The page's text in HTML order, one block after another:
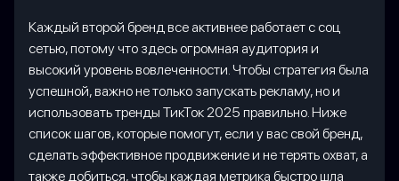
Каждый второй бренд все активнее работает с соц
сетью, потому что здесь огромная аудитория и
высокий уровень вовлеченности. Чтобы стратегия была
успешной, важно не только запускать рекламу, но и
использовать тренды ТикТок 2025 правильно. Ниже
список шагов, которые помогут, если у вас свой бренд,
сделать эффективное продвижение и не терять охват, а
также добиться, чтобы каждая метрика быстро шла